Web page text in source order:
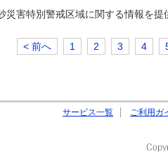
害特別警戒区域に関する情報を提
< 前へ 1 2 3 4
サービス一覧 ご利用ガ